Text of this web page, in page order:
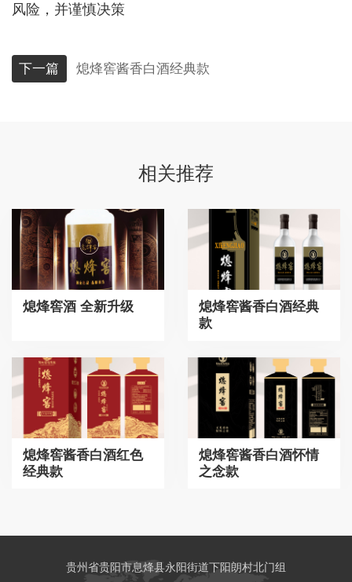
风险，并谨慎决策
下一篇 熄烽窖酱香白酒经典款
相关推荐
熄烽窖酒 全新升级
熄烽窖酱香白酒经典
款
熄烽窖酱香白酒红色
经典款
熄烽窖酱香白酒怀情
之念款
贵州省贵阳市息烽县永阳街道下阳朗村北门组